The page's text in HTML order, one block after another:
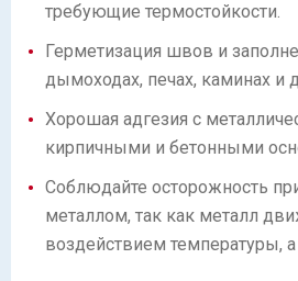
требующие термостойкости.
Герметизация швов и
дымоходах, печах, каминах и
Хорошая адгезия с
кирпичными и бетонными
Соблюдайте осторожность
металлом, так как металл
воздействием температуры,